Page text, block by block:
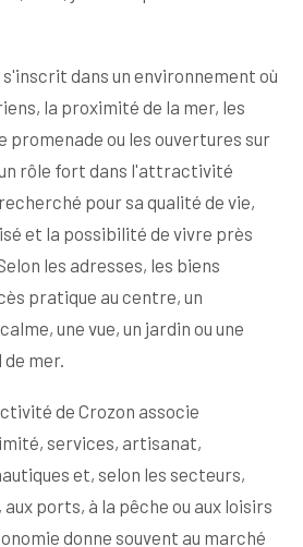
s'inscrit dans un environnement où
la proximité de la mer, les
promenade ou les ouvertures sur
rôle fort dans l'attractivité
pour sa qualité de vie,
et la possibilité de vivre près
les adresses, les biens
pratique au centre, un
une vue, un jardin ou une
mer.
de Crozon associe
services, artisanat,
et, selon les secteurs,
ports, à la pêche ou aux loisirs
donne souvent au marché